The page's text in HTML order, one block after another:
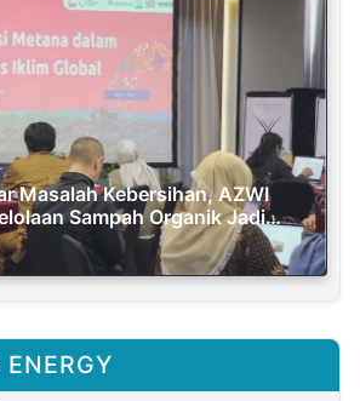
Masalah Kebersihan, AZWI
Sampah Organik Jadi